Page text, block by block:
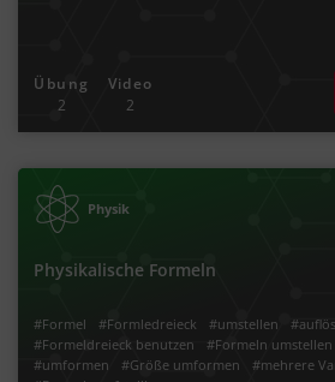
Übung
2
Video
2
Physik
Physikalische Formeln
#Formel #Formledreieck #umstellen
#Formeldreieck benutzen
#Formeln umstellen
#umformen
#Größe umformen #mehrere